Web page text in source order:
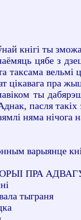
кнігі ты
цябе з
таксама
пра
ты
пасля
няма нічога
варыянце
ПРА
тыграня